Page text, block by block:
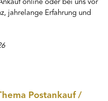
online oder bei uns vor
jahrelange Erfahrung und
Postankauf /